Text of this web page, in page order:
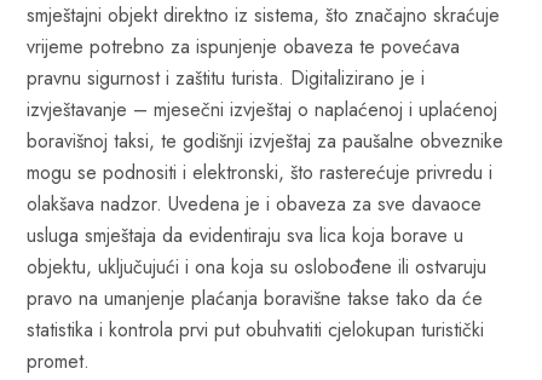
smještajni objekt direktno iz sistema, što značajno skraćuje
vrijeme potrebno za ispunjenje obaveza te povećava
pravnu sigurnost i zaštitu turista. Digitalizirano je i
izvještavanje – mjesečni izvještaj o naplaćenoj i uplaćenoj
boravišnoj taksi, te godišnji izvještaj za paušalne obveznike
mogu se podnositi i elektronski, što rasterećuje privredu i
olakšava nadzor. Uvedena je i obaveza za sve davaoce
usluga smještaja da evidentiraju sva lica koja borave u
objektu, uključujući i ona koja su oslobođene ili ostvaruju
pravo na umanjenje plaćanja boravišne takse tako da će
statistika i kontrola prvi put obuhvatiti cjelokupan turistički
promet.